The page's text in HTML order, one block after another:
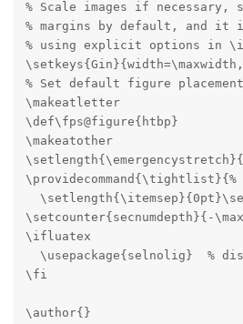
% Scale images if
% margins by default, and
% using explicit options in
% Set default figure
\makeatletter
\def\fps@figure{htbp}
\makeatother
\providecommand{\tightlist}{%
\setcounter{secnumdepth}{-
\ifluatex
\usepackage{selnolig}  %
\fi
\author{}